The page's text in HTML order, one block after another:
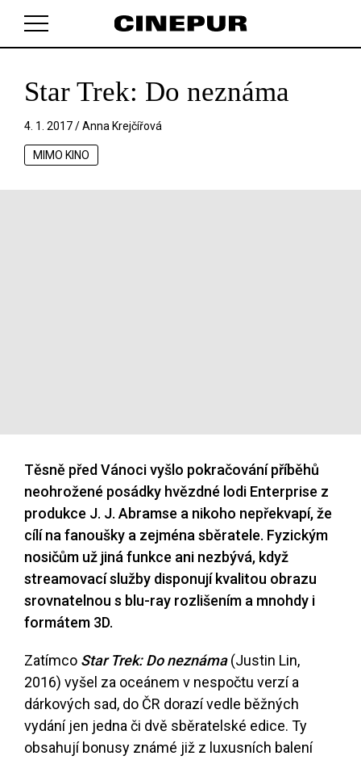
V košíku zatím nemáte žádné položky.
Star Trek: Do neznáma
4. 1. 2017 /Anna Krejčířová
MIMO KINO
Těsně před Vánoci vyšlo pokračování příběhů
neohrožené posádky hvězdné lodi Enterprise z
produkce J. J. Abramse a nikoho nepřekvapí, že
cílí na fanoušky a zejména sběratele. Fyzickým
nosičům už jiná funkce ani nezbývá, když
streamovací služby disponují kvalitou obrazu
srovnatelnou s blu-ray rozlišením a mnohdy i
formátem 3D.
Zatímco Star Trek: Do neznáma (Justin Lin,
2016) vyšel za oceánem v nespočtu verzí a
dárkových sad, do ČR dorazí vedle běžných
vydání jen jedna či dvě sběratelské edice. Ty
obsahují bonusy známé již z luxusních balení